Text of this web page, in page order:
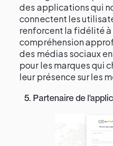
des applications qui
connectent les
renforcent la fidélité à
compréhension
des médias sociaux
pour les marques qui
leur présence sur les
5. Partenaire de